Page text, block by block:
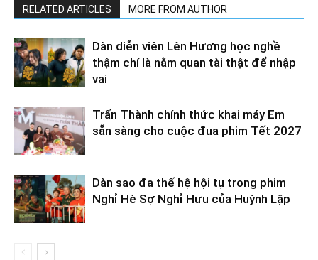
RELATED ARTICLES MORE FROM AUTHOR
Dàn diễn viên Lên Hương học nghề
thậm chí là nằm quan tài thật để nhập
vai
Trấn Thành chính thức khai máy Em
sẵn sàng cho cuộc đua phim Tết 2027
Dàn sao đa thế hệ hội tụ trong phim
Nghỉ Hè Sợ Nghỉ Hưu của Huỳnh Lập